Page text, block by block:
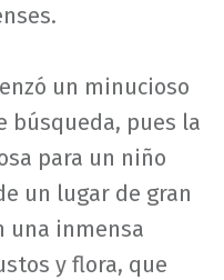
un minucioso
búsqueda, pues la
para un niño
un lugar de gran
una inmensa
y flora, que